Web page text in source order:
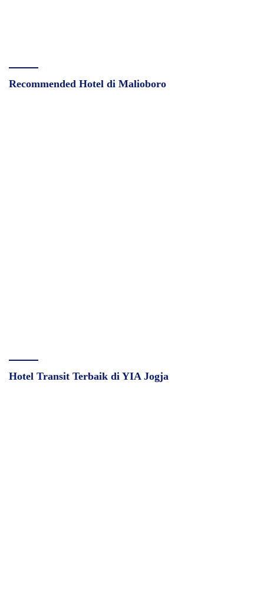
Recommended Hotel di Malioboro
Hotel Transit Terbaik di YIA Jogja